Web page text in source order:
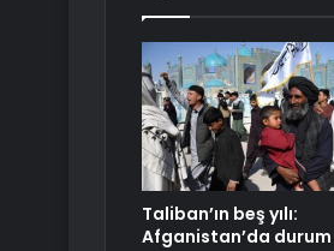
Taliban’ın beş yılı:
Afganistan’da durum